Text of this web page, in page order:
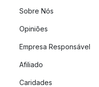
Sobre Nós
Opiniões
Empresa Responsável
Afiliado
Caridades